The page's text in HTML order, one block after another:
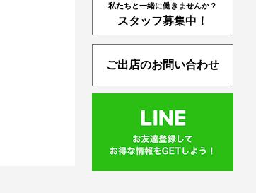
私たちと一緒に働きませんか？
スタッフ募集中！
ご出店のお問い合わせ